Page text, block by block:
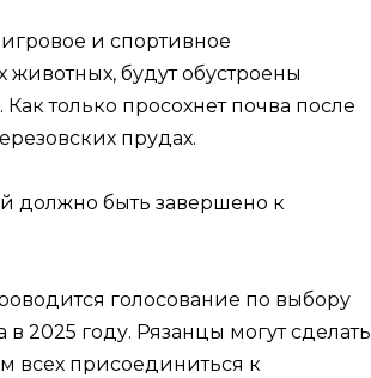
и спортивное
будут обустроены
только просохнет почва после
прудах.
должно быть завершено к
голосование по выбору
2025 году. Рязанцы могут сделать
всех присоединиться к